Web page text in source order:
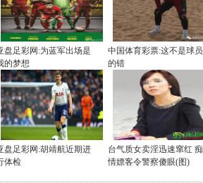
盘足彩网:为蓝军出场是
的梦想
中国体育彩票:这不是球员
的错
盘足彩网:胡靖航近期进
体检
台气质女卖淫迅速窜红 痴
情嫖客令警察傻眼(图)